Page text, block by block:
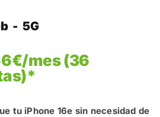
- 5G
mes (36
tu iPhone 16e sin necesidad de